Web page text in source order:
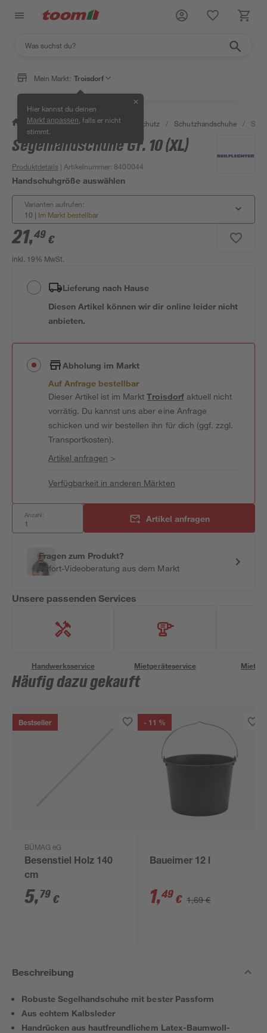
Mein Markt: Troisdorf
Hier kannst du deinen
Markt anpassen , falls er nicht
stimmt.
✕
/ Bauen & Renovieren / Arbeitsschutz / Schutzhandschuhe /
Segelhandschuhe Gr. 10 (XL)
Produktdetails | Artikelnummer: 8400044
Handschuhgröße auswählen
Varianten aufrufen:
10 | Im Markt bestellbar
21,49 €
inkl. 19% MwSt.
Lieferung nach Hause
Diesen Artikel können wir dir online leider nicht
anbieten.
Abholung im Markt
Auf Anfrage bestellbar
Dieser Artikel ist im MarktTroisdorfaktuell nicht
vorrätig. Du kannst uns aber eine Anfrage
schicken und wir bestellen ihn für dich (ggf. zzgl.
Transportkosten).
Artikel anfragen >
Verfügbarkeit in anderen Märkten
Anzahl: Artikel anfragen
Fragen zum Produkt?
Sofort-Videoberatung aus dem Markt
Unsere passenden Services
Handwerksservice Mietgeräteservice
Häufig dazu gekauft
Bestseller
BÜMAG eG
Besenstiel Holz 140
cm
5,79 €
- 11 %
Baueimer 12 l
1,49 € 1,69 €
Beschreibung
Robuste Segelhandschuhe mit bester Passform
Aus echtem Kalbsleder
Handrücken aus hautfreundlichem Latex-Baumwoll-